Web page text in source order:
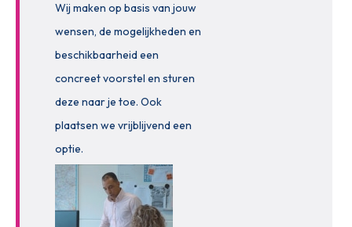
Wij maken op basis van jouw
wensen, de mogelijkheden en
beschikbaarheid een
concreet voorstel en sturen
deze naar je toe. Ook
plaatsen we vrijblijvend een
optie.